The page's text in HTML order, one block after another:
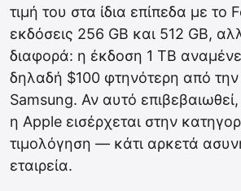
τιμή του στα ίδια επίπεδα με το
εκδόσεις 256 GB και 512 GB,
διαφορά: η έκδοση 1 TB
δηλαδή $100 φτηνότερη από την
Samsung. Αν αυτό
η Apple εισέρχεται στην
τιμολόγηση — κάτι αρκετά
εταιρεία.